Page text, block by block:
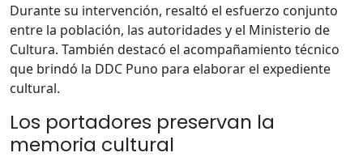
Durante su intervención, resaltó el esfuerzo conjunto
entre la población, las autoridades y el Ministerio de
Cultura. También destacó el acompañamiento técnico
que brindó la DDC Puno para elaborar el expediente
cultural.
Los portadores preservan la
memoria cultural